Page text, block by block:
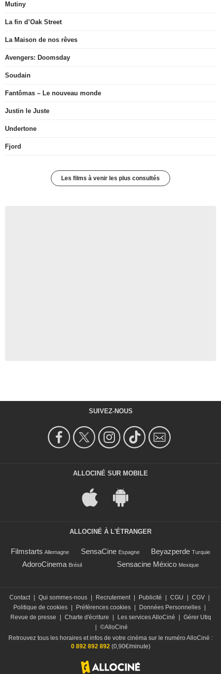
Mutiny
La fin d’Oak Street
La Maison de nos rêves
Avengers: Doomsday
Soudain
Fantômas – Le nouveau monde
Justin le Juste
Undertone
Fjord
Les films à venir les plus consultés
SUIVEZ-NOUS
ALLOCINÉ SUR MOBILE
ALLOCINÉ À L'ÉTRANGER
Filmstarts Allemagne SensaCine Espagne Beyazperde Turquie
AdoroCinema Brésil Sensacine México Mexique
Contact Qui sommes-nous Recrutement Publicité CGU CGV
Politique de cookies
Préférences cookies Données Personnelles
Revue de presse
Charte d'écriture Les services AlloCiné
Gérer Utiq
©AlloCiné
Retrouvez tous les horaires et infos de votre cinéma sur le numéro AlloCiné :
0 892 892 892(0,90€/minute)